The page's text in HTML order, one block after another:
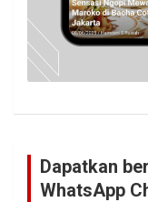
Dapatkan
WhatsApp